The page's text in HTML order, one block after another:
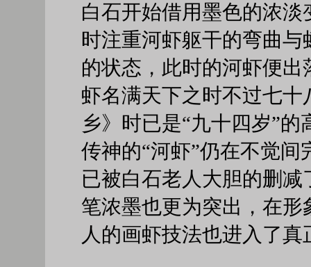
白石开始借用墨色的浓
时注重河虾躯干的弯曲
的状态，此时的河虾便
虾名满天下之时不过七
乡》时已是“九十四岁”
传神的“河虾”仍在不觉
已被白石老人大胆的删
笔浓墨也更为突出，在
人的画虾技法也进入了